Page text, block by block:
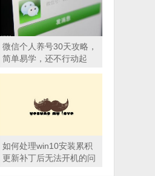
微信个人养号30天攻略，
简单易学，还不行动起
如何处理win10安装累积
更新补丁后无法开机的问